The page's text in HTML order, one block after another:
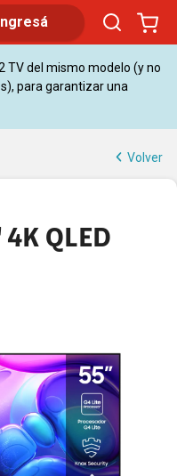
TV del mismo modelo (y no
para garantizar una
Volver
QLED
| Claro